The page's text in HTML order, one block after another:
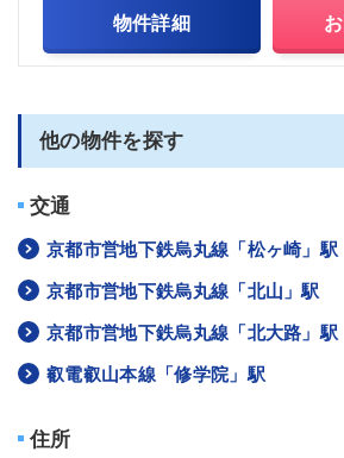
物件詳細
他の物件を探す
交通
京都市営地下鉄烏丸線「松ヶ崎」駅
京都市営地下鉄烏丸線「北山」駅
京都市営地下鉄烏丸線「北大路」駅
叡電叡山本線「修学院」駅
住所